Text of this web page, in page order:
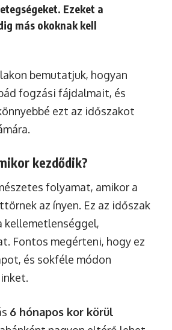
Ezeket a
más okoknak kell
bemutatjuk, hogyan
fogzási fájdalmait, és
ezt az időszakot
kezdődik?
folyamat, amikor a
az ínyen. Ez az időszak
kellemetlenséggel,
Fontos megérteni, hogy ez
és sokféle módon
6 hónapos kor körül